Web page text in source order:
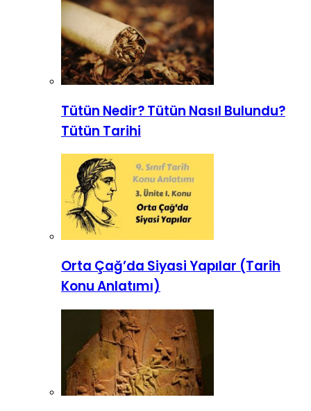
Tütün Nedir? Tütün Nasıl Bulundu?
Tütün Tarihi
Orta Çağ’da Siyasi Yapılar (Tarih
Konu Anlatımı)